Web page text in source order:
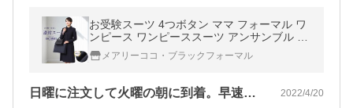
お受験スーツ 4つボタン ママ フォーマル ワ
ンピース ワンピーススーツ アンサンブル 受
験 面接 幼稚園受験 卒園式 学校訪問 上品 紺
スーツ 濃紺 LEV-7116
メアリーココ・ブラックフォーマル
日曜に注文して火曜の朝に到着。早速着て… 2022/4/20